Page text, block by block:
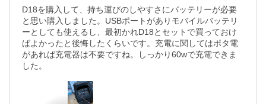
D18を購入して、持ち運びのしやすさにバッテリーが必要
と思い購入しました。USBポートがありモバイルバッテリ
ーとしても使えるし、最初かれD18とセットで買っておけ
ばよかったと後悔したくらいです。充電に関してはポタ電
があれば充電器は不要ですね。しっかり60wで充電できま
した。